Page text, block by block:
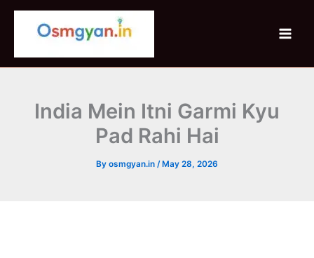
Skip
India Mein Itni Garmi Kyu
Pad Rahi Hai
By osmgyan.in / May 28, 2026